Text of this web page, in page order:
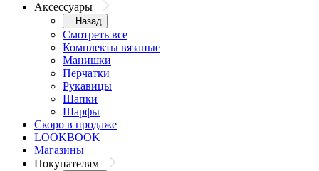
Аксессуары
Назад
Смотреть все
Комплекты вязаные
Манишки
Перчатки
Рукавицы
Шапки
Шарфы
Скоро в продаже
LOOKBOOK
Магазины
Покупателям